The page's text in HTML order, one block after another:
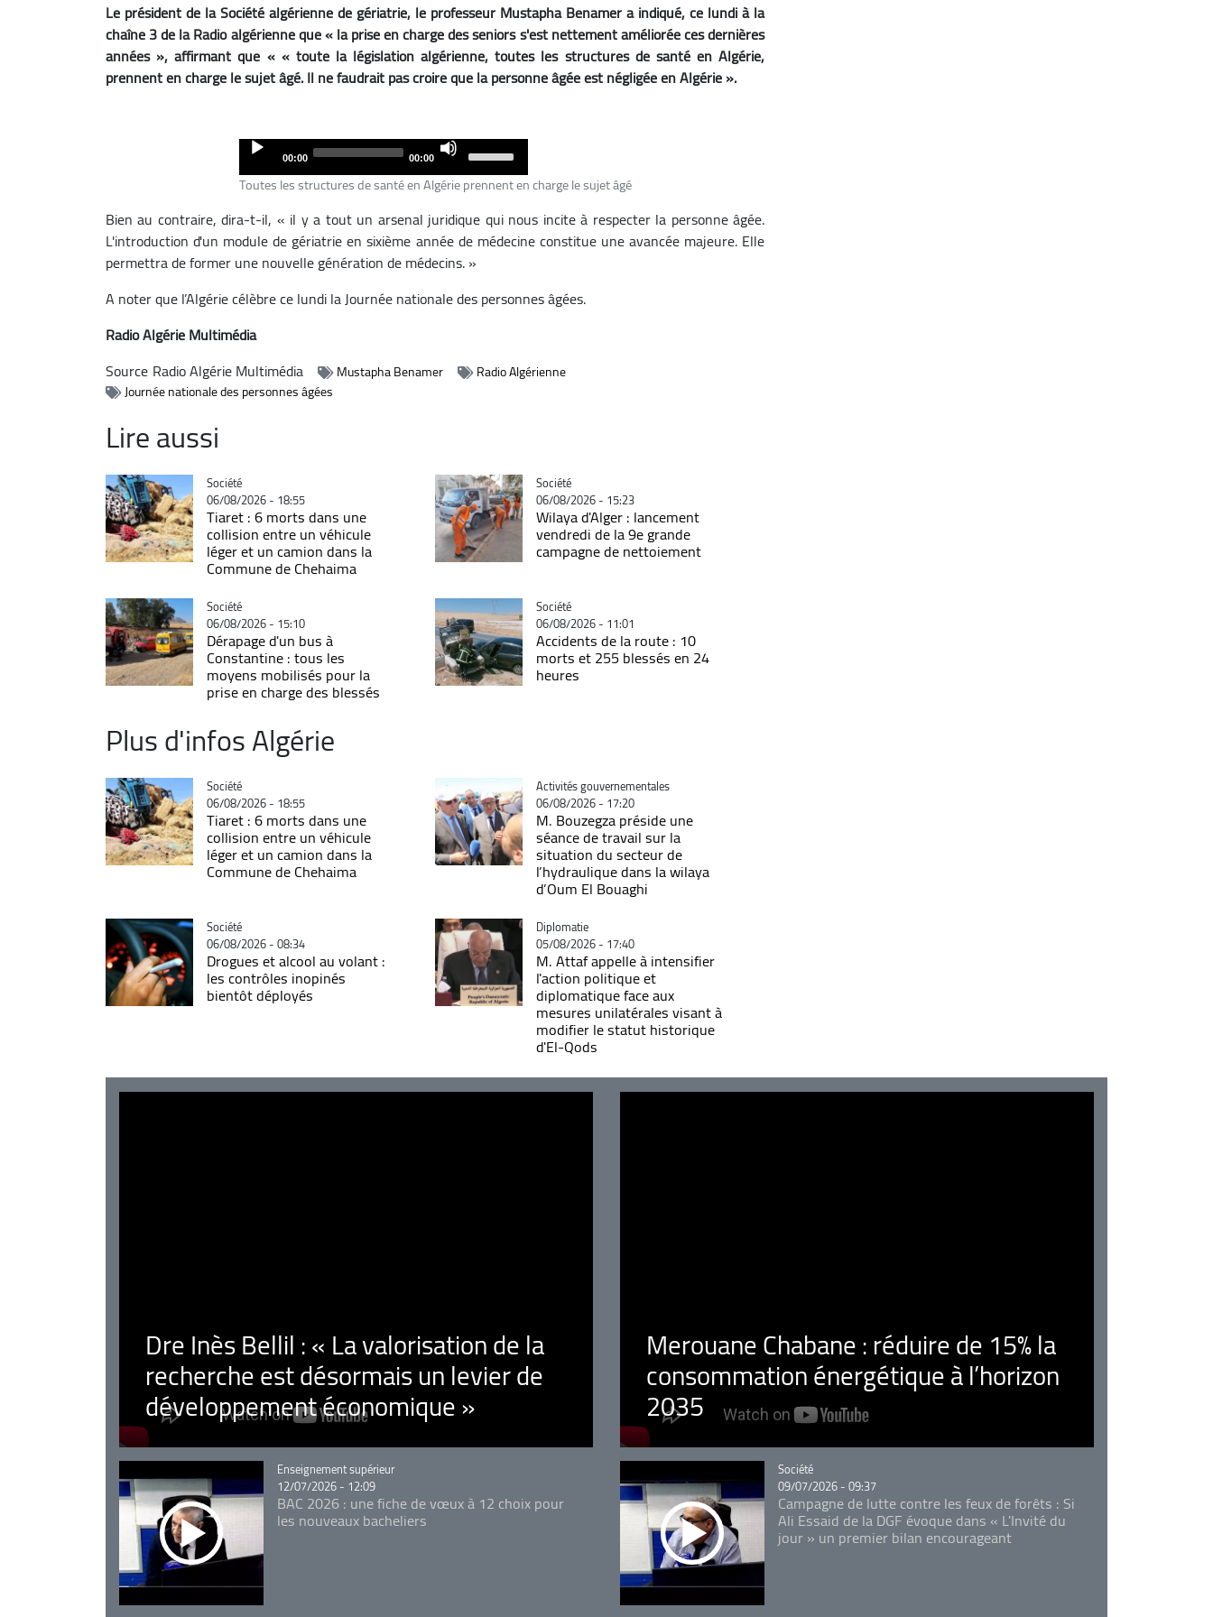
Le président de la Société algérienne de gériatrie, le professeur Mustapha Benamer a indiqué, ce lundi à la
chaîne 3 de la Radio algérienne que « la prise en charge des seniors s'est nettement améliorée ces dernières
années », affirmant que « « toute la législation algérienne, toutes les structures de santé en Algérie,
prennent en charge le sujet âgé. Il ne faudrait pas croire que la personne âgée est négligée en Algérie ».
Audio
Player 00:00 00:00
Arrow
keys
to
decrease
Toutes les structures de santé en Algérie prennent en charge le sujet âgé
Bien au contraire, dira-t-il, « il y a tout un arsenal juridique qui nous incite à respecter la personne âgée.
L'introduction d'un module de gériatrie en sixième année de médecine constitue une avancée majeure. Elle
permettra de former une nouvelle génération de médecins. »
A noter que l’Algérie célèbre ce lundi la Journée nationale des personnes âgées.
Radio Algérie Multimédia
Source Radio Algérie Multimédia Mustapha Benamer
Radio Algérienne
Journée nationale des personnes âgées
Lire aussi
Catégorie
Société
06/08/2026 - 18:55
Tiaret : 6 morts dans une
collision entre un véhicule
léger et un camion dans la
Commune de Chehaima
Catégorie
Société
06/08/2026 - 15:23
Wilaya d'Alger : lancement
vendredi de la 9e grande
campagne de nettoiement
Catégorie
Société
06/08/2026 - 15:10
Dérapage d'un bus à
Constantine : tous les
moyens mobilisés pour la
prise en charge des blessés
Catégorie
Société
06/08/2026 - 11:01
Accidents de la route : 10
morts et 255 blessés en 24
heures
Plus d'infos Algérie
Catégorie
Société
06/08/2026 - 18:55
Tiaret : 6 morts dans une
collision entre un véhicule
léger et un camion dans la
Commune de Chehaima
Catégorie
Activités gouvernementales
06/08/2026 - 17:20
M. Bouzegza préside une
séance de travail sur la
situation du secteur de
l’hydraulique dans la wilaya
d’Oum El Bouaghi
Catégorie
Société
06/08/2026 - 08:34
Drogues et alcool au volant :
les contrôles inopinés
bientôt déployés
Catégorie
Diplomatie
05/08/2026 - 17:40
M. Attaf appelle à intensifier
l'action politique et
diplomatique face aux
mesures unilatérales visant à
modifier le statut historique
d'El-Qods
Dre Inès Bellil : « La valorisation de la
recherche est désormais un levier de
développement économique »
Merouane Chabane : réduire de 15% la
consommation énergétique à l’horizon
2035
Catégorie
Enseignement supérieur
12/07/2026 - 12:09
BAC 2026 : une fiche de vœux à 12 choix pour
les nouveaux bacheliers
Catégorie
Société
09/07/2026 - 09:37
Campagne de lutte contre les feux de forêts : Si
Ali Essaid de la DGF évoque dans « L'Invité du
jour » un premier bilan encourageant